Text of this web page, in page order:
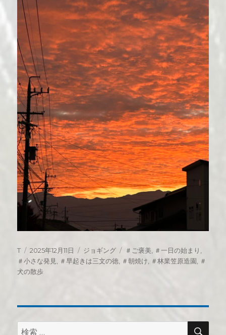
投
稿
者
T
投
稿
日:
2025年12月11日
カ
テ
ジョギング
タ
グ
＃ご褒美 ＃一日の始まり
＃小さな発見
＃早起きは三文の徳 ＃朝焼け ＃林業笠原造園
＃
犬の散歩
検
検